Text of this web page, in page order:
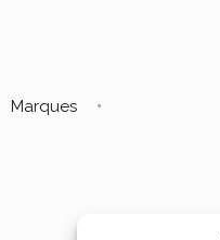
Marques